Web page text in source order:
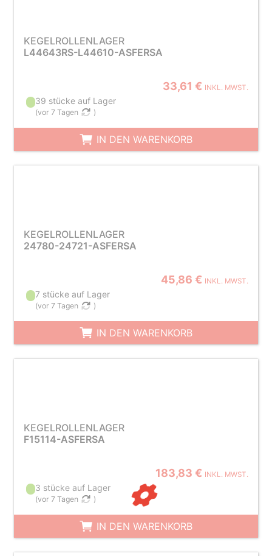
KEGELROLLENLAGER
L44643RS-L44610-ASFERSA
33,61 € INKL. MWST.
39 stücke auf Lager
(vor 7 Tagen )
IN DEN WARENKORB
KEGELROLLENLAGER
24780-24721-ASFERSA
45,86 € INKL. MWST.
7 stücke auf Lager
(vor 7 Tagen )
IN DEN WARENKORB
KEGELROLLENLAGER
F15114-ASFERSA
183,83 € INKL. MWST.
3 stücke auf Lager
(vor 7 Tagen )
IN DEN WARENKORB